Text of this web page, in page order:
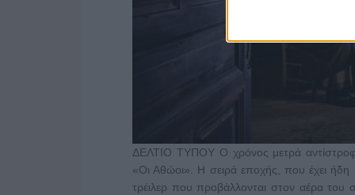
ΔΕΛΤΙΟ ΤΥΠΟΥ Ο χρόνος μετρά
«Οι Αθώοι». Η σειρά εποχής, που έχει ήδη
τρέιλερ που προβάλλονται στον αέρα του